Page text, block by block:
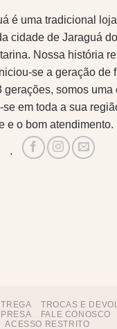
é uma tradicional
cidade de Jaraguá
Nossa história
se a geração de
somos uma
em toda a sua
e o bom atendimento.
.
TROCAS E
FALE CONOSCO
ACESSO RESTRITO